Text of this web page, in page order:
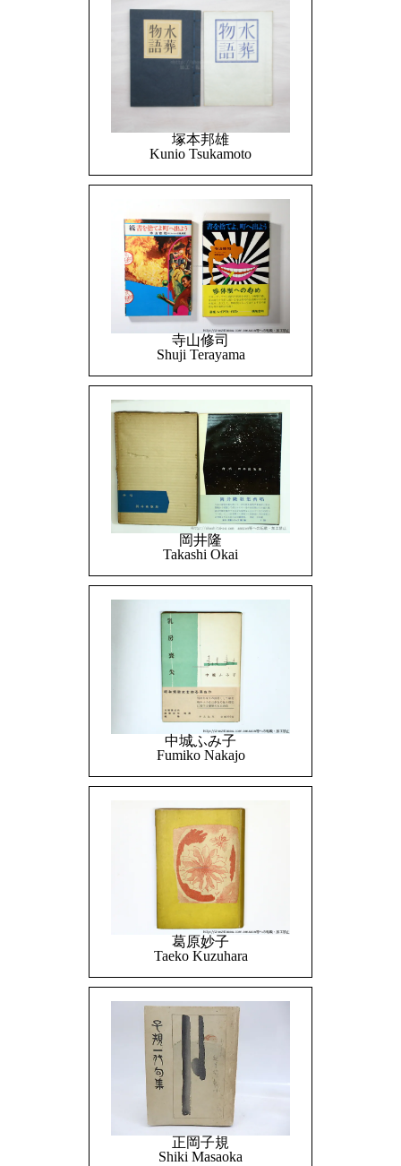
塚本邦雄
Kunio Tsukamoto
寺山修司
Shuji Terayama
岡井隆
Takashi Okai
中城ふみ子
Fumiko Nakajo
葛原妙子
Taeko Kuzuhara
正岡子規
Shiki Masaoka